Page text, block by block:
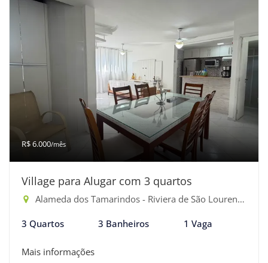
R$ 6.000/mês
Village para Alugar com 3 quartos
Alameda dos Tamarindos - Riviera de São Lourenço, Bertioga-SP
3 Quartos 3 Banheiros 1 Vaga
Mais informações